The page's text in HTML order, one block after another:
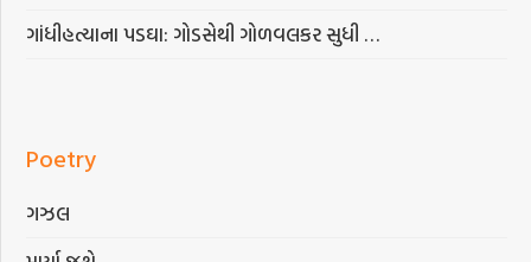
ગાંધીહત્યાના પડઘા: ગોડસેથી ગોળવલકર સુધી …
Poetry
ગઝલ